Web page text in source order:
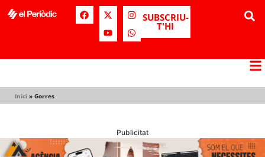
SUBSCRIU-
T'HI
Inici » Gorres
Publicitat